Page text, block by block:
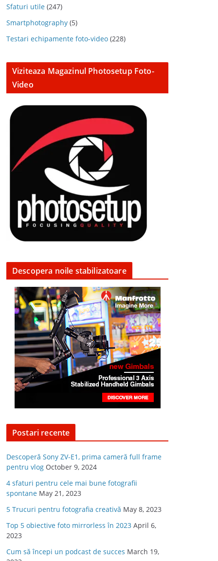
Sfaturi utile (247)
Smartphotography (5)
Testari echipamente foto-video (228)
Viziteaza Magazinul Photosetup Foto-
Video
Descopera noile stabilizatoare
Postari recente
Descoperă Sony ZV-E1, prima cameră full frame
pentru vlog October 9, 2024
4 sfaturi pentru cele mai bune fotografii
spontane May 21, 2023
5 Trucuri pentru fotografia creativă May 8, 2023
Top 5 obiective foto mirrorless în 2023 April 6,
2023
Cum să începi un podcast de succes March 19,